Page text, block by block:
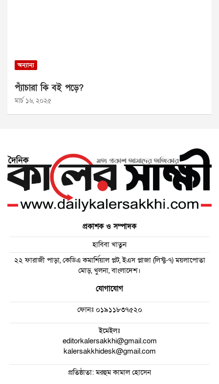
অন্যান্য
প্যাঁচারা কি বই পড়ে?
মার্চ ১৬, ২০২৫
প্রকাশক ও সম্পাদক
হাবিবা খাতুন
২২ ফারাজী পাড়া, কেডিএ কমার্শিয়াল প্লট, ইএস প্লাজা (লিফ্ট-৭) ময়লাপোতা
মোড়, খুলনা, বাংলাদেশ।
যোগাযোগ
ফোনঃ০১৯১১৮৩৭৫২০
ইমেইলঃ
editorkalersakkhi@gmail.com
kalersakkhidesk@gmail.com
প্রতিষ্ঠাতা: মরহুম কামাল হোসেন